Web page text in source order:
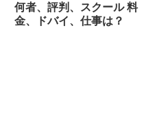
何者、評判、スクール 料
金、ドバイ、仕事は？